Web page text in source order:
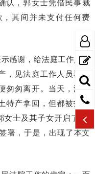
认，郭女士凭借民事裁
其间并未支付任何费
感谢，给法庭工作人员
，见法庭工作人员再三
匆匆离开。当天，法庭
特产拿回，但都被拒绝
士及其子女开启了“斗
署，于是，出现了本文